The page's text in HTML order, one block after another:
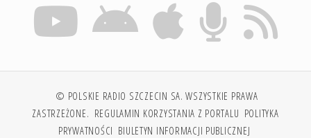
© POLSKIE RADIO SZCZECIN SA. WSZYSTKIE PRAWA
ZASTRZEŻONE. REGULAMIN KORZYSTANIA Z PORTALU POLITYKA
PRYWATNOŚCI BIULETYN INFORMACJI PUBLICZNEJ